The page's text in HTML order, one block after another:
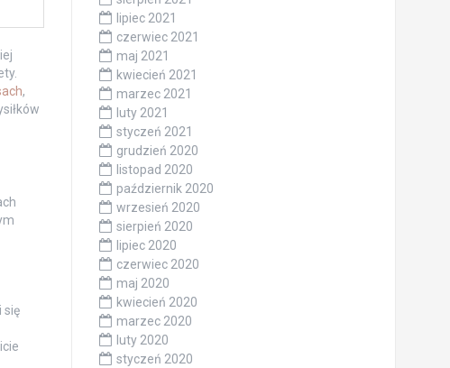
,
się
lipiec 2021
czerwiec 2021
maj 2021
kwiecień 2021
marzec 2021
luty 2021
styczeń 2021
grudzień 2020
listopad 2020
październik 2020
wrzesień 2020
sierpień 2020
lipiec 2020
czerwiec 2020
maj 2020
kwiecień 2020
marzec 2020
luty 2020
styczeń 2020